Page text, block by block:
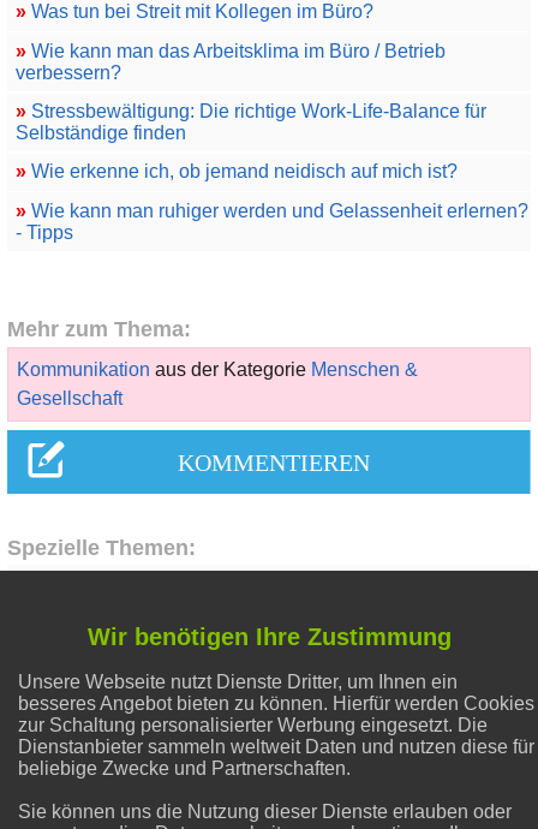
»Was tun bei Streit mit Kollegen im Büro?
»Wie kann man das Arbeitsklima im Büro / Betrieb
verbessern?
»Stressbewältigung: Die richtige Work-Life-Balance für
Selbständige finden
»Wie erkenne ich, ob jemand neidisch auf mich ist?
»Wie kann man ruhiger werden und Gelassenheit erlernen?
- Tipps
Mehr zum Thema:
Kommunikation aus der Kategorie Menschen &
Gesellschaft
Spezielle Themen:
Gesunder Schlaf
Natron und Backpulver
Wir benötigen Ihre Zustimmung
Unsere Webseite nutzt Dienste Dritter, um Ihnen ein
besseres Angebot bieten zu können. Hierfür werden Cookies
zur Schaltung personalisierter Werbung eingesetzt. Die
Dienstanbieter sammeln weltweit Daten und nutzen diese für
beliebige Zwecke und Partnerschaften.
Sie können uns die Nutzung dieser Dienste erlauben oder